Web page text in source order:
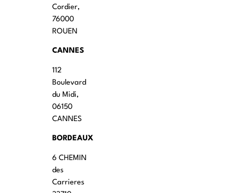
Cordier,
76000
ROUEN
CANNES
112
Boulevard
du Midi,
06150
CANNES
BORDEAUX
6 CHEMIN
des
Carrieres